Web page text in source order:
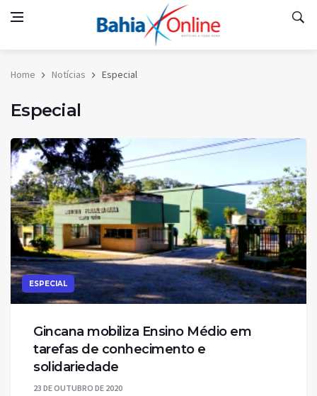
Home Notícias Especial
Especial
ESPECIAL
Gincana mobiliza Ensino Médio em
tarefas de conhecimento e
solidariedade
23 DE OUTUBRO DE 2020